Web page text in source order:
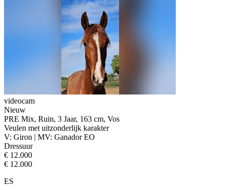
videocam
Nieuw
PRE Mix, Ruin, 3 Jaar, 163 cm, Vos
Veulen met uitzonderlijk karakter
V: Giron | MV: Ganador EO
Dressuur
€ 12.000
€ 12.000
ES